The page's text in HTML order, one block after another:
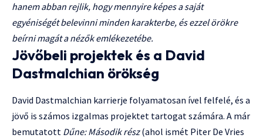
hanem abban rejlik, hogy mennyire képes a saját
egyéniségét belevinni minden karakterbe, és ezzel örökre
beírni magát a nézők emlékezetébe.
Jövőbeli projektek és a David
Dastmalchian örökség
David Dastmalchian karrierje folyamatosan ível felfelé, és a
jövő is számos izgalmas projektet tartogat számára. A már
bemutatott Dűne: Második rész(ahol ismét Piter De Vries